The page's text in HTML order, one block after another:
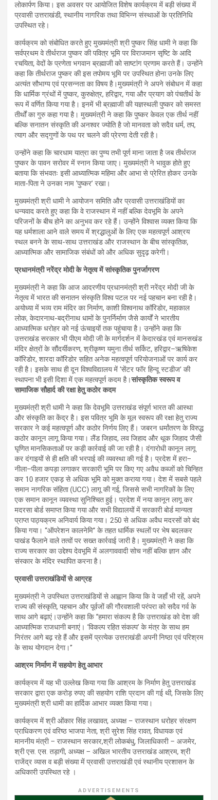
लोकार्पण किया। इस अवसर पर आयोजित विशेष कार्यक्रम में बड़ी संख्या में
प्रवासी उत्तराखंडी, स्थानीय नागरिक तथा विभिन्न संस्थाओं के प्रतिनिधि
उपस्थित रहे।
कार्यक्रम को संबोधित करते हुए मुख्यमंत्री श्री पुष्कर सिंह धामी ने कहा कि
सर्वप्रथम वे तीर्थराज पुष्कर की पवित्र भूमि पर विराजमान सृष्टि के आदि
रचयिता, वेदों के प्रणेता भगवान ब्रह्माजी को साष्टांग प्रणाम करते हैं। उन्होंने
कहा कि तीर्थराज पुष्कर की इस तपोमय भूमि पर उपस्थित होना उनके लिए
अत्यंत सौभाग्य एवं प्रसन्नता का विषय है।मुख्यमंत्री ने अपने संबोधन में कहा
कि धार्मिक ग्रंथों में पुष्कर, कुरुक्षेत्र, हरिद्वार, गया और प्रयाग को पंचतीर्थ के
रूप में वर्णित किया गया है। इनमें भी ब्रह्माजी की यज्ञस्थली पुष्कर को समस्त
तीर्थों का गुरु कहा गया है। मुख्यमंत्री ने कहा कि पुष्कर केवल एक तीर्थ नहीं
बल्कि सनातन संस्कृति की अनश्वर ज्योति है जो मानवता को सदैव धर्म, तप,
त्याग और सद्गुणों के पथ पर चलने की प्रेरणा देती रही है।
उन्होंने कहा कि चारधाम यात्रा का पुण्य तभी पूर्ण माना जाता है जब तीर्थराज
पुष्कर के पावन सरोवर में स्नान किया जाए। मुख्यमंत्री ने भावुक होते हुए
बताया कि संभवतः इसी आध्यात्मिक महिमा और आभा से प्रेरित होकर उनके
माता-पिता ने उनका नाम ‘पुष्कर’ रखा।
मुख्यमंत्री श्री धामी ने आयोजन समिति और प्रवासी उत्तराखंडियों का
धन्यवाद करते हुए कहा कि वे राजस्थान में नहीं बल्कि देवभूमि के अपने
परिजनों के बीच होने का अनुभव कर रहे हैं। उन्होंने विश्वास व्यक्त किया कि
यह धर्मशाला आने वाले समय में श्रद्धालुओं के लिए एक महत्वपूर्ण आश्रय
स्थल बनने के साथ-साथ उत्तराखंड और राजस्थान के बीच सांस्कृतिक,
आध्यात्मिक और सामाजिक संबंधों को और अधिक सुदृढ़ करेगी।
प्रधानमंत्री नरेंद्र मोदी के नेतृत्व में सांस्कृतिक पुनर्जागरण
मुख्यमंत्री ने कहा कि आज आदरणीय प्रधानमंत्री श्री नरेंद्र मोदी जी के
नेतृत्व में भारत की सनातन संस्कृति विश्व पटल पर नई पहचान बना रही है।
अयोध्या में भव्य राम मंदिर का निर्माण, काशी विश्वनाथ कॉरिडोर, महाकाल
लोक, केदारनाथ-बद्रीनाथ धामों के पुनर्निर्माण जैसे कार्यों ने भारतीय
आध्यात्मिक धरोहर को नई ऊंचाइयों तक पहुंचाया है। उन्होंने कहा कि
उत्तराखंड सरकार भी पीएम मोदी जी के मार्गदर्शन में केदारखंड एवं मानसखंड
मंदिर क्षेत्रों के सौंदर्यीकरण, श्रीकृष्ण यमुना तीर्थ सर्किट, हरिद्वार–ऋषिकेश
कॉरिडोर, शारदा कॉरिडोर सहित अनेक महत्वपूर्ण परियोजनाओं पर कार्य कर
रही है। इसके साथ ही दून विश्वविद्यालय में ‘सेंटर फॉर हिन्दू स्टडीज’ की
स्थापना भी इसी दिशा में एक महत्वपूर्ण कदम है।सांस्कृतिक स्वरूप व
सामाजिक सौहार्द की रक्षा हेतु कठोर कदम
मुख्यमंत्री श्री धामी ने कहा कि देवभूमि उत्तराखंड संपूर्ण भारत की आस्था
और संस्कृति का केंद्र है। इस पवित्र भूमि के मूल स्वरूप की रक्षा हेतु राज्य
सरकार ने कई महत्वपूर्ण और कठोर निर्णय लिए हैं। जबरन धर्मांतरण के विरुद्ध
कठोर कानून लागू किया गया। लैंड जिहाद, लव जिहाद और थूक जिहाद जैसी
घृणित मानसिकताओं पर कड़ी कार्रवाई की जा रही है। दंगारोधी कानून लागू
कर दंगाइयों से ही क्षति की भरपाई की व्यवस्था की गई है। प्रदेश में हरा–
नीला–पीला कपड़ा लगाकर सरकारी भूमि पर किए गए अवैध कब्जों को चिन्हित
कर 10 हजार एकड़ से अधिक भूमि को मुक्त कराया गया। देश में सबसे पहले
समान नागरिक संहिता (UCC) लागू की गई, जिससे सभी नागरिकों के लिए
एक समान कानून व्यवस्था सुनिश्चित हुई। प्रदेश में नया कानून लागू कर
मदरसा बोर्ड समाप्त किया गया और सभी विद्यालयों में सरकारी बोर्ड मान्यता
प्राप्त पाठ्यक्रम अनिवार्य किया गया। 250 से अधिक अवैध मदरसों को बंद
किया गया। “ऑपरेशन कालनेमि” के तहत धार्मिक स्थलों पर भेष बदलकर
पाखंड फैलाने वाले तत्वों पर सख्त कार्रवाई जारी है। मुख्यमंत्री ने कहा कि
राज्य सरकार का उद्देश्य देवभूमि में अलगाववादी सोच नहीं बल्कि ज्ञान और
संस्कार के मंदिर स्थापित करना है।
प्रवासी उत्तराखंडियों से आग्रह
मुख्यमंत्री ने उपस्थित उत्तराखंडियों से आह्वान किया कि वे जहाँ भी रहें, अपने
राज्य की संस्कृति, पहचान और पूर्वजों की गौरवशाली परंपरा को सदैव गर्व के
साथ आगे बढ़ाएं।उन्होंने कहा कि “हमारा संकल्प है कि उत्तराखंड को देश की
आध्यात्मिक राजधानी बनाएं। ‘विकल्प रहित संकल्प’ के मंत्र के साथ हम
निरंतर आगे बढ़ रहे हैं और इसमें प्रत्येक उत्तराखंडी अपनी निष्ठा एवं परिश्रम
के साथ योगदान देगा।”
आश्रम निर्माण में सहयोग हेतु आभार
कार्यक्रम में यह भी उल्लेख किया गया कि आश्रम के निर्माण हेतु उत्तराखंड
सरकार द्वारा एक करोड़ रुपए की सहयोग राशि प्रदान की गई थी, जिसके लिए
मुख्यमंत्री श्री धामी का हार्दिक आभार व्यक्त किया गया।
कार्यक्रम में श्री ओंकार सिंह लखावत, अध्यक्ष – राजस्थान धरोहर संरक्षण
प्राधिकरण एवं वरिष्ठ भाजपा नेता, श्री सुरेश सिंह रावत, विधायक एवं
माननीय मंत्री – राजस्थान सरकार,श्री लोकबंधु, जिलाधिकारी – अजमेर,
श्री एस. एस. तड़ागी, अध्यक्ष – अखिल भारतीय उत्तराखंड आश्रम, श्री
राजेंद्र व्यास व बड़ी संख्या में प्रवासी उत्तराखंडी एवं स्थानीय प्रशासन के
अधिकारी उपस्थित रहे ।
ADVERTISEMENTS